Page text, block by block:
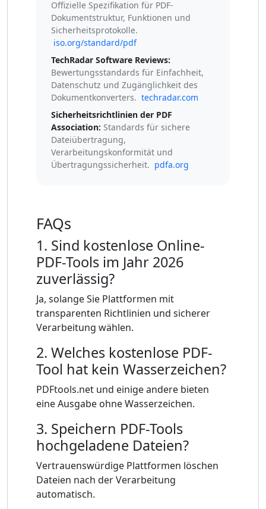
Offizielle Spezifikation für PDF-
Dokumentstruktur, Funktionen und
Sicherheitsprotokolle.
iso.org/standard/pdf
TechRadar Software Reviews:
Bewertungsstandards für Einfachheit,
Datenschutz und Zugänglichkeit des
Dokumentkonverters. techradar.com
Sicherheitsrichtlinien der PDF
Association: Standards für sichere
Dateiübertragung,
Verarbeitungskonformität und
Übertragungssicherheit. pdfa.org
FAQs
1. Sind kostenlose Online-
PDF-Tools im Jahr 2026
zuverlässig?
Ja, solange Sie Plattformen mit
transparenten Richtlinien und sicherer
Verarbeitung wählen.
2. Welches kostenlose PDF-
Tool hat kein Wasserzeichen?
PDFtools.net und einige andere bieten
eine Ausgabe ohne Wasserzeichen.
3. Speichern PDF-Tools
hochgeladene Dateien?
Vertrauenswürdige Plattformen löschen
Dateien nach der Verarbeitung
automatisch.